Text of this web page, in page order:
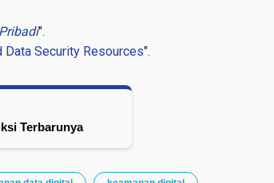
".
Data Security Resources".
Terbarunya